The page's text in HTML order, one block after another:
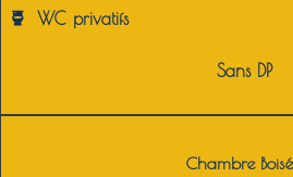
WC privatifs
Sans DP
Chambre